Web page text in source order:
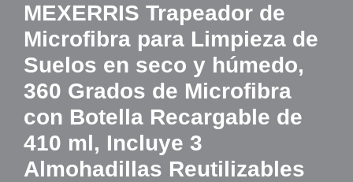
MEXERRIS Trapeador de
Microfibra para Limpieza de
Suelos en seco y húmedo,
360 Grados de Microfibra
con Botella Recargable de
410 ml, Incluye 3
Almohadillas Reutilizables